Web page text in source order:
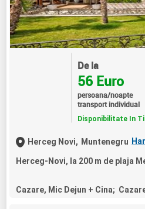
De la
56 Euro
persoana/noapte
transport individual
Disponibilitate In
Herceg Novi, Muntenegru
Herceg-Novi, la 200 m de plaja
Cazare, Mic Dejun + Cina;